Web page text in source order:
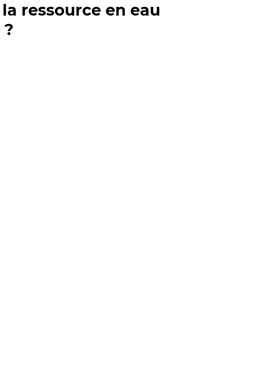
ressource en eau